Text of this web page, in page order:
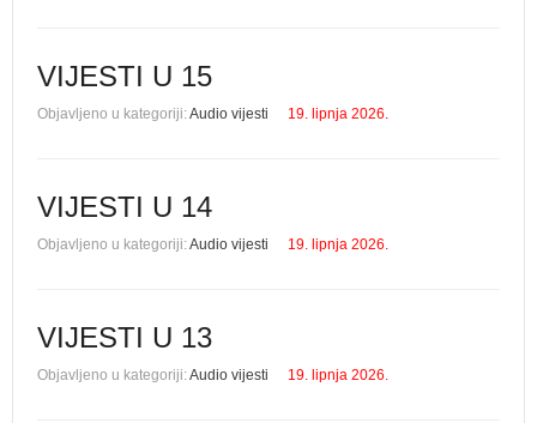
VIJESTI U 15
Objavljeno u kategoriji:Audio vijesti 19. lipnja 2026.
VIJESTI U 14
Objavljeno u kategoriji:Audio vijesti 19. lipnja 2026.
VIJESTI U 13
Objavljeno u kategoriji:Audio vijesti 19. lipnja 2026.